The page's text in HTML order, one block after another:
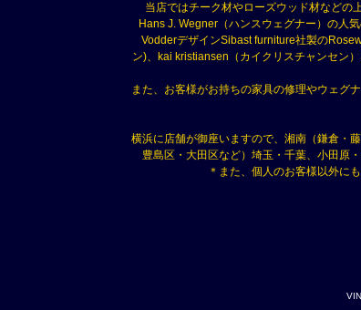
当店ではチーク材やローズウッド材などの
Hans J. Wegner（ハンスウェグナー）の人
VodderデザインSibast furniture社製の
ン)、kai kristiansen（カイクリスチャンセン
また、お客様がお持ちの家具の修理やウェグ
横浜に店舗が御座いますので、湘南（鎌倉・
豊島区・大田区など）埼玉・千葉、小田原
＊また、個人のお客様以外に